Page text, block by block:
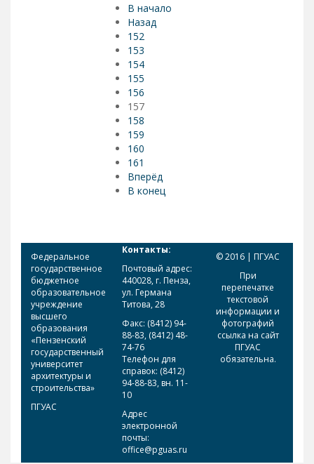
В начало
Назад
152
153
154
155
156
157
158
159
160
161
Вперёд
В конец
Федеральное
государственное
бюджетное
образовательное
учреждение
высшего
образования
«Пензенский
государственный
университет
архитектуры и
строительства»
ПГУАС
Контакты:
Почтовый адрес:
440028, г. Пенза,
ул. Германа
Титова, 28
Факс: (8412) 94-
88-83, (8412) 48-
74-76
Телефон для
справок: (8412)
94-88-83, вн. 11-
10
Адрес
электронной
почты:
office@pguas.ru
© 2016 | ПГУАС
При
перепечатке
текстовой
информации и
фотографий
ссылка на сайт
ПГУАС
обязательна.